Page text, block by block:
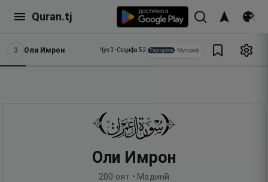
Quran.tj
3 Оли Имрон Ҷуз 3 •Саҳифа 52 Тарҷума Мусҳаф
Оли Имрон
200 оят • Мадинӣ